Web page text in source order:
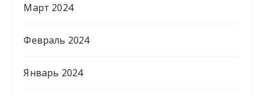
Март 2024
Февраль 2024
Январь 2024